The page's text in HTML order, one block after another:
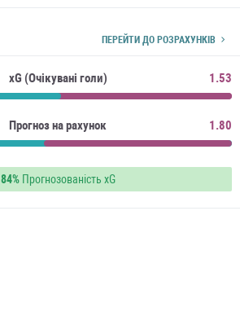
ПЕРЕЙТИ ДО РОЗРАХУНКІВ
xG (Очікувані голи) 1.53
Прогноз на рахунок 1.80
84%Прогнозованість xG